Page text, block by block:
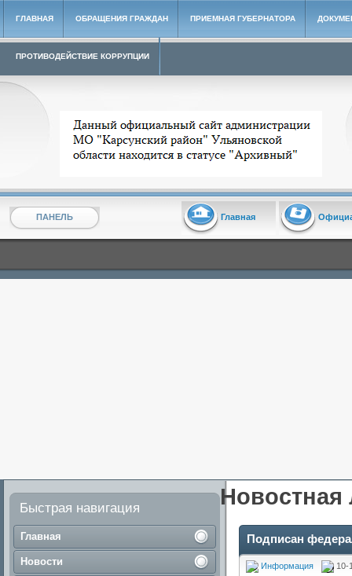
ГЛАВНАЯ ОБРАЩЕНИЯ ГРАЖДАН ПРИЕМНАЯ ГУБЕРНАТОРА
ПРОТИВОДЕЙСТВИЕ КОРРУПЦИИ
Архивный сайт администрации МО "Карсунский район"
ПАНЕЛЬ Главная
Быстрая навигация
Главная
Новости
Новостная
Подписан
Информация 10-